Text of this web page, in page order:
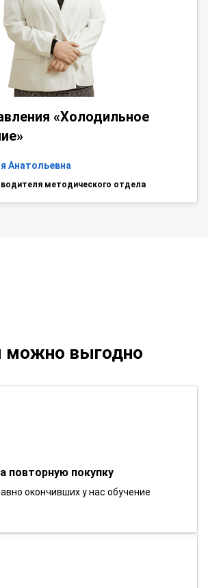
«Холодильное
Анатольевна
методического отдела
можно выгодно
повторную покупку
окончивших у нас обучение